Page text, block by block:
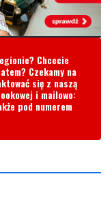
Chcecie
Czekamy na
się z naszą
i mailowo:
pod numerem